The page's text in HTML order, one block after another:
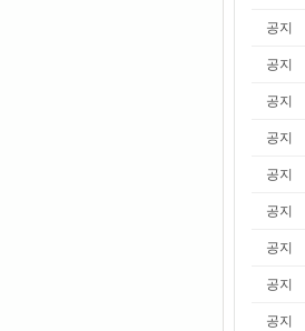
공지
공지
공지
공지
공지
공지
공지
공지
공지